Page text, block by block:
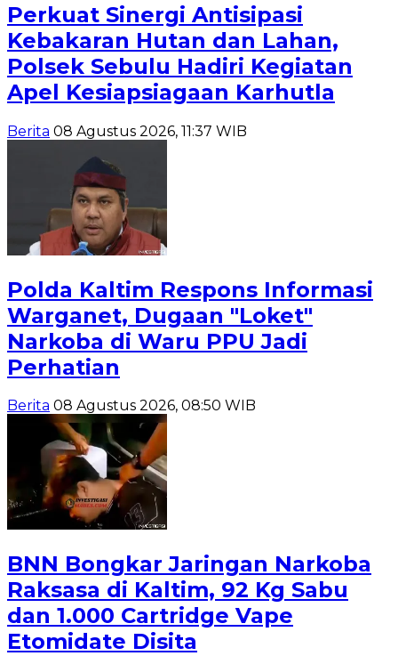
Perkuat Sinergi Antisipasi
Kebakaran Hutan dan Lahan,
Polsek Sebulu Hadiri Kegiatan
Apel Kesiapsiagaan Karhutla
Berita 08 Agustus 2026, 11:37 WIB
Polda Kaltim Respons Informasi
Warganet, Dugaan "Loket"
Narkoba di Waru PPU Jadi
Perhatian
Berita 08 Agustus 2026, 08:50 WIB
BNN Bongkar Jaringan Narkoba
Raksasa di Kaltim, 92 Kg Sabu
dan 1.000 Cartridge Vape
Etomidate Disita